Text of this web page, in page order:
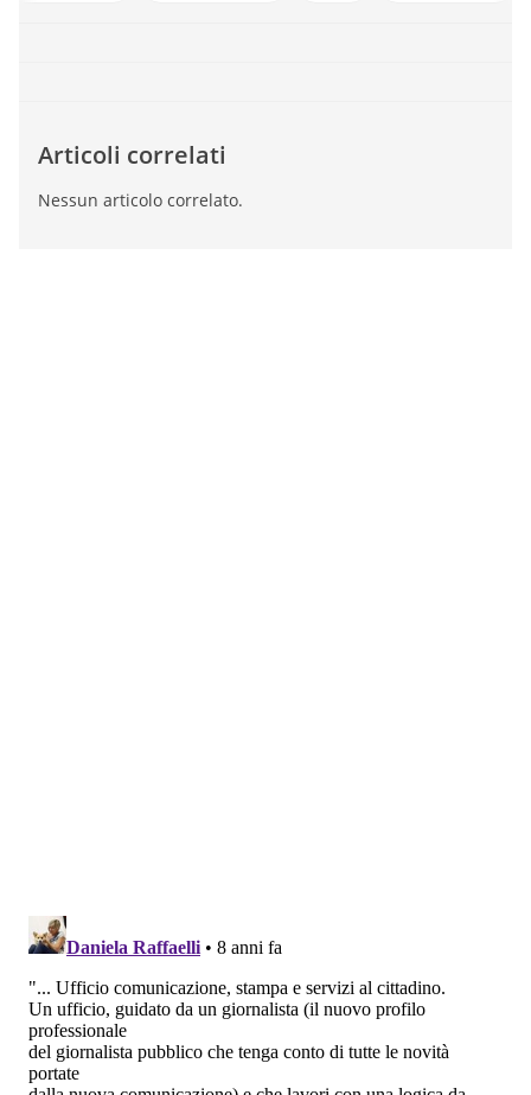
Articoli correlati
Nessun articolo correlato.